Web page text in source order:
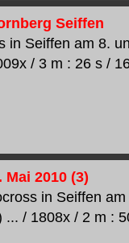
Seiffen
in Seiffen am 8.
/ 3 m : 26 s /
2010 (3)
in Seiffen
/ 1808x / 2 m :